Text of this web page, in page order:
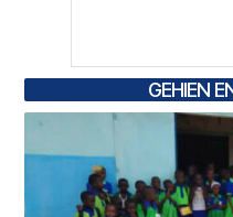
GEHIEN